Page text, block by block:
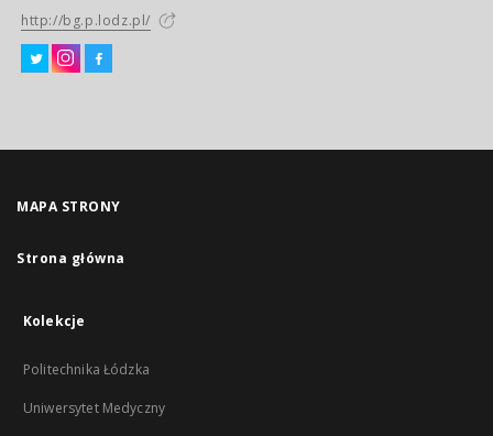
http://bg.p.lodz.pl/
MAPA STRONY
Strona główna
Kolekcje
Politechnika Łódzka
Uniwersytet Medyczny